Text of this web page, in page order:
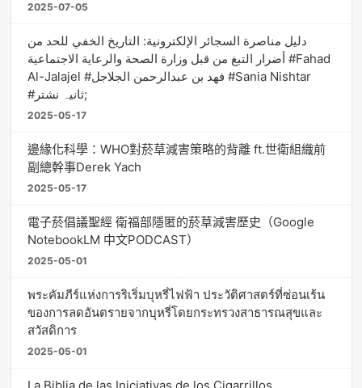
2025-07-05
دليل مناصرة السجائر الإلكترونية: التاريخ الخفي للحد من
أضرار التبغ من قبل وزارة الصحة والرعاية الاجتماعية #Fahad
Al-Jalajel #فهد بن عبدالرحمن الجلاجل #Sania Nishtar
#ثانیہ نشتر;
2025-05-17
邊緣化科學：WHO對菸草減害策略的背離 ft.世衛組織前
副總幹事Derek Yach
2025-05-17
電子菸倡議聖經 衛福部隱匿的菸草減害歷史（Google
NotebookLM 中文PODCAST）
2025-05-01
พระคัมภีร์แห่งการริเริ่มบุหรี่ไฟฟ้า ประวัติศาสตร์ที่ซ่อนเร้น
ของการลดอันตรายจากบุหรี่โดยกระทรวงสาธารณสุขและ
สวัสดิการ
2025-05-01